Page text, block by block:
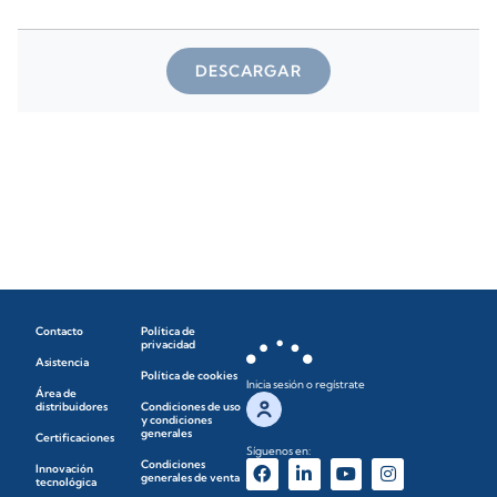
DESCARGAR
Contacto
Asistencia
Área de
distribuidores
Certificaciones
Innovación
tecnológica
Política de
privacidad
Política de cookies
Condiciones de uso
y condiciones
generales
Condiciones
generales de venta
Inicia sesión o regístrate
Síguenos en: